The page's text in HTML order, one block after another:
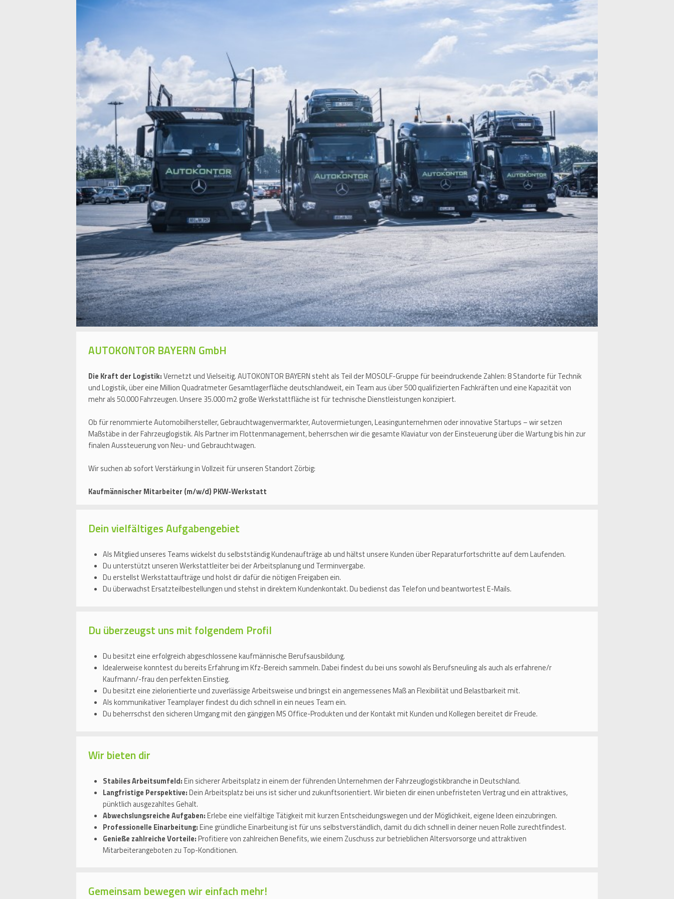
AUTOKONTOR BAYERN GmbH
Die Kraft der Logistik:Vernetzt und Vielseitig. AUTOKONTOR BAYERN steht als Teil der MOSOLF-Gruppe für beeindruckende Zahlen: 8 Standorte für Technik
und Logistik, über eine Million Quadratmeter Gesamtlagerfläche deutschlandweit, ein Team aus über 500 qualifizierten Fachkräften und eine Kapazität von
mehr als 50.000 Fahrzeugen. Unsere 35.000 m2 große Werkstattfläche ist für technische Dienstleistungen konzipiert.
Ob für renommierte Automobilhersteller, Gebrauchtwagenvermarkter, Autovermietungen, Leasingunternehmen oder innovative Startups – wir setzen
Maßstäbe in der Fahrzeuglogistik. Als Partner im Flottenmanagement, beherrschen wir die gesamte Klaviatur von der Einsteuerung über die Wartung bis hin zur
finalen Aussteuerung von Neu- und Gebrauchtwagen.
Wir suchen ab sofort Verstärkung in Vollzeit für unseren Standort Zörbig:
Kaufmännischer Mitarbeiter (m/w/d) PKW-Werkstatt
Dein vielfältiges Aufgabengebiet
Als Mitglied unseres Teams wickelst du selbstständig Kundenaufträge ab und hältst unsere Kunden über Reparaturfortschritte auf dem Laufenden.
Du unterstützt unseren Werkstattleiter bei der Arbeitsplanung und Terminvergabe.
Du erstellst Werkstattaufträge und holst dir dafür die nötigen Freigaben ein.
Du überwachst Ersatzteilbestellungen und stehst in direktem Kundenkontakt. Du bedienst das Telefon und beantwortest E-Mails.
Du überzeugst uns mit folgendem Profil
Du besitzt eine erfolgreich abgeschlossene kaufmännische Berufsausbildung.
Idealerweise konntest du bereits Erfahrung im Kfz-Bereich sammeln. Dabei findest du bei uns sowohl als Berufsneuling als auch als erfahrene/r
Kaufmann/-frau den perfekten Einstieg.
Du besitzt eine zielorientierte und zuverlässige Arbeitsweise und bringst ein angemessenes Maß an Flexibilität und Belastbarkeit mit.
Als kommunikativer Teamplayer findest du dich schnell in ein neues Team ein.
Du beherrschst den sicheren Umgang mit den gängigen MS Office-Produkten und der Kontakt mit Kunden und Kollegen bereitet dir Freude.
Wir bieten dir
Stabiles Arbeitsumfeld:Ein sicherer Arbeitsplatz in einem der führenden Unternehmen der Fahrzeuglogistikbranche in Deutschland.
Langfristige Perspektive:Dein Arbeitsplatz bei uns ist sicher und zukunftsorientiert. Wir bieten dir einen unbefristeten Vertrag und ein attraktives,
pünktlich ausgezahltes Gehalt.
Abwechslungsreiche Aufgaben:Erlebe eine vielfältige Tätigkeit mit kurzen Entscheidungswegen und der Möglichkeit, eigene Ideen einzubringen.
Professionelle Einarbeitung:Eine gründliche Einarbeitung ist für uns selbstverständlich, damit du dich schnell in deiner neuen Rolle zurechtfindest.
Genieße zahlreiche Vorteile:Profitiere von zahlreichen Benefits, wie einem Zuschuss zur betrieblichen Altersvorsorge und attraktiven
Mitarbeiterangeboten zu Top-Konditionen.
Gemeinsam bewegen wir einfach mehr!